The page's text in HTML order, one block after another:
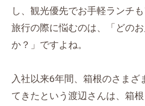
し、観光優先でお手軽ランチも
旅行の際に悩むのは、「どの
か？」ですよね。
入社以来6年間、箱根のさまざ
てきたという渡辺さんは、箱